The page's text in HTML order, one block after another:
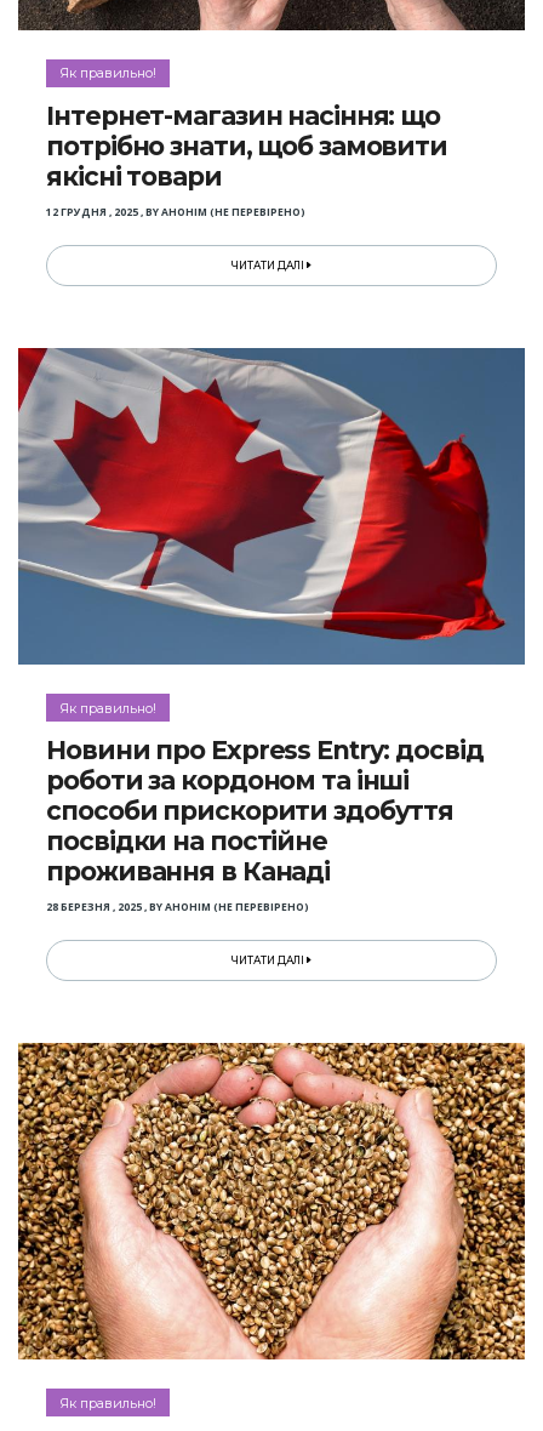
Як правильно!
Інтернет-магазин насіння: що
потрібно знати, щоб замовити
якісні товари
12 ГРУДНЯ , 2025,BYАНОНІМ (НЕ ПЕРЕВІРЕНО)
ЧИТАТИ ДАЛІ
Як правильно!
Новини про Express Entry: досвід
роботи за кордоном та інші
способи прискорити здобуття
посвідки на постійне
проживання в Канаді
28 БЕРЕЗНЯ , 2025,BYАНОНІМ (НЕ ПЕРЕВІРЕНО)
ЧИТАТИ ДАЛІ
Як правильно!